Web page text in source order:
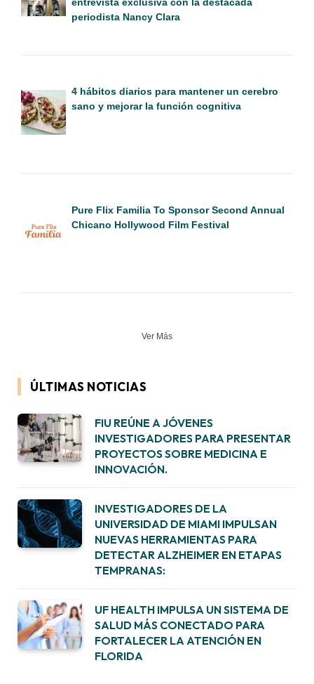
entrevista exclusiva con la destacada
periodista Nancy Clara
4 hábitos diarios para mantener un cerebro
sano y mejorar la función cognitiva
Pure Flix Familia To Sponsor Second Annual
Chicano Hollywood Film Festival
Ver Más
ÚLTIMAS NOTICIAS
FIU REÚNE A JÓVENES
INVESTIGADORES PARA PRESENTAR
PROYECTOS SOBRE MEDICINA E
INNOVACIÓN.
INVESTIGADORES DE LA
UNIVERSIDAD DE MIAMI IMPULSAN
NUEVAS HERRAMIENTAS PARA
DETECTAR ALZHEIMER EN ETAPAS
TEMPRANAS:
UF HEALTH IMPULSA UN SISTEMA DE
SALUD MÁS CONECTADO PARA
FORTALECER LA ATENCIÓN EN
FLORIDA